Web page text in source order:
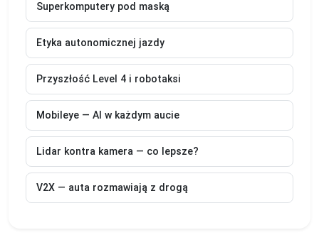
Superkomputery pod maską
Etyka autonomicznej jazdy
Przyszłość Level 4 i robotaksi
Mobileye — AI w każdym aucie
Lidar kontra kamera — co lepsze?
V2X — auta rozmawiają z drogą